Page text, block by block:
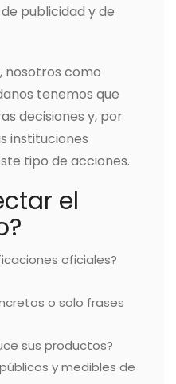
publicidad y de
nosotros como
tenemos que
decisiones y, por
instituciones
tipo de acciones.
el
oficiales?
o solo frases
sus productos?
y medibles de